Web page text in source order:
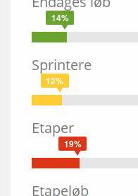
14%
Sprintere
12%
Etaper
19%
Etapeløb